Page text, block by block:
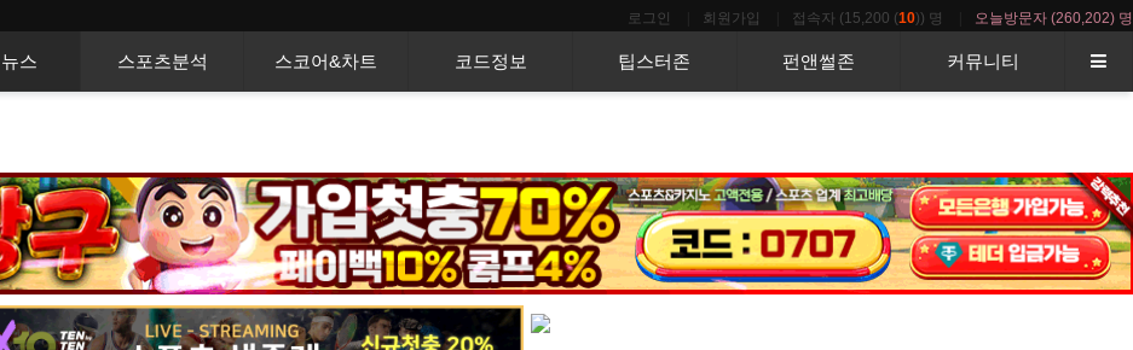
로그인 회원가입 접속자 (15,200 (10)) 명 오늘방문자 (260,202) 명
스 스포츠분석 스코어&차트 코드정보 팁스터존 펀앤썰존 커뮤니티